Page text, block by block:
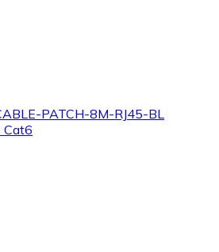
PATCH-8M-RJ45-BL
Cat6